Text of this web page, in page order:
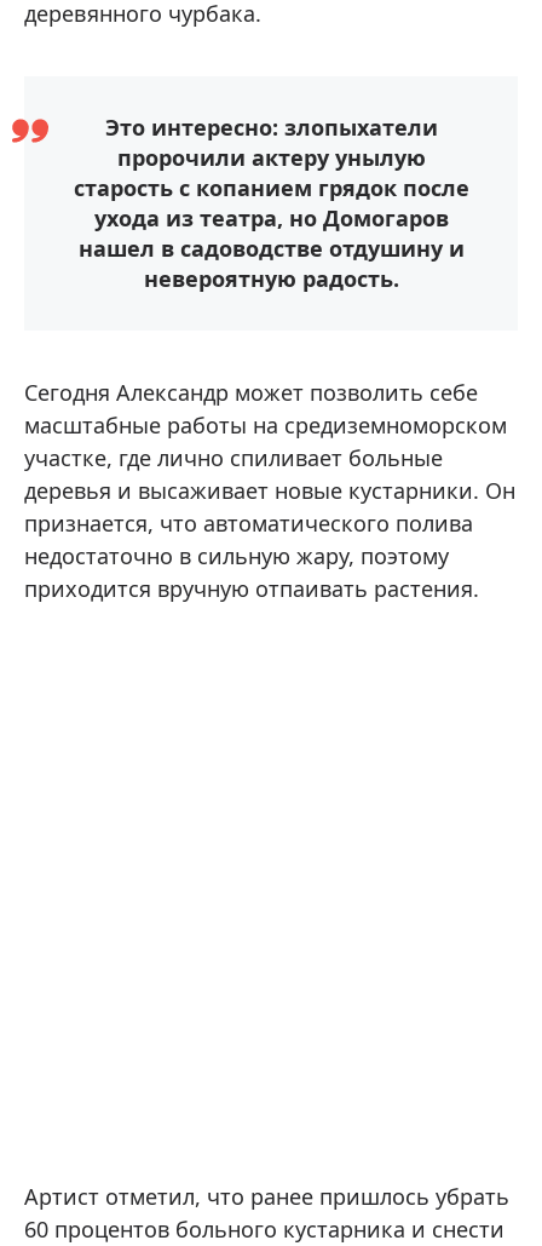
деревянного чурбака.
Это интересно: злопыхатели
пророчили актеру унылую
старость с копанием грядок после
ухода из театра, но Домогаров
нашел в садоводстве отдушину и
невероятную радость.
Сегодня Александр может позволить себе
масштабные работы на средиземноморском
участке, где лично спиливает больные
деревья и высаживает новые кустарники. Он
признается, что автоматического полива
недостаточно в сильную жару, поэтому
приходится вручную отпаивать растения.
Артист отметил, что ранее пришлось убрать
60 процентов больного кустарника и снести